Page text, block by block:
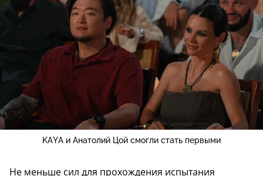
KAYA и Анатолий Цой смогли стать первыми
Не меньше сил для прохождения испытания